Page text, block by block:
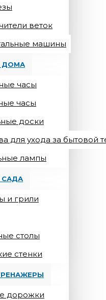
веток
машины
ДОМА
часы
часы
доски
для ухода за бытовой
лампы
САДА
и грили
столы
стенки
дорожки